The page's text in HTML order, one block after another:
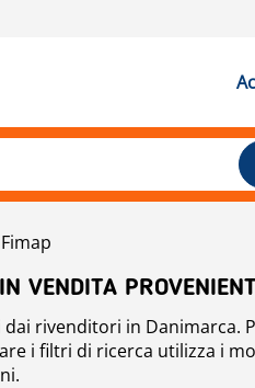
Fimap
VENDITA
rivenditori in Danimarca.
i filtri di ricerca utilizza i